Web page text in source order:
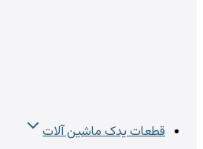
قطعات یدک ماشین آلات